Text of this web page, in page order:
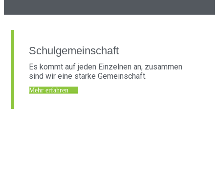
Schulgemeinschaft
Es kommt auf jeden Einzelnen an, zusammen
sind wir eine starke Gemeinschaft.
Mehr erfahren